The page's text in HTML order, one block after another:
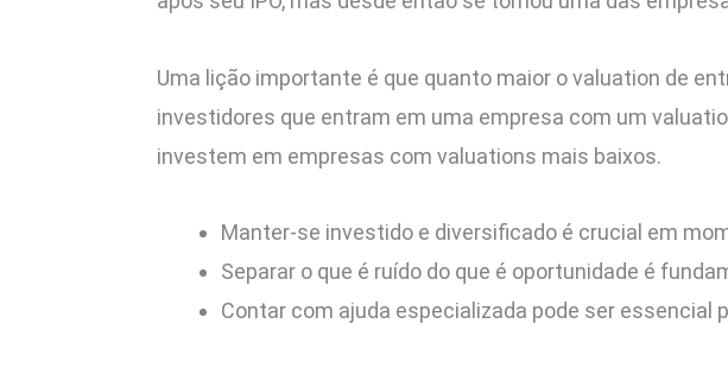
Uma lição importante é que quanto maior o valuation de
investidores que entram em uma empresa com um
investem em empresas com valuations mais baixos.
Manter-se investido e diversificado é crucial em
Separar o que é ruído do que é oportunidade é
Contar com ajuda especializada pode ser essencial